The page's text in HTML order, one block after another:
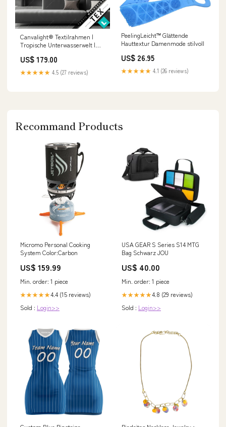
Canvalight® Textilrahmen |
Tropische Unterwasserwelt |
US$ 179.00
★★★★★ 4.5 (27 reviews)
PeelingLeicht™ Glättende
Hauttextur Damenmode stilvoll
US$ 26.95
★★★★★ 4.1 (26 reviews)
Recommand Products
Micromo Personal Cooking
System Color:Carbon
US$ 159.99
Min. order: 1 piece
★★★★★4.4 (15 reviews)
Sold : Login>>
USA GEAR S Series S14 MTG
Bag Schwarz JOU
US$ 40.00
Min. order: 1 piece
★★★★★4.8 (29 reviews)
Sold : Login>>